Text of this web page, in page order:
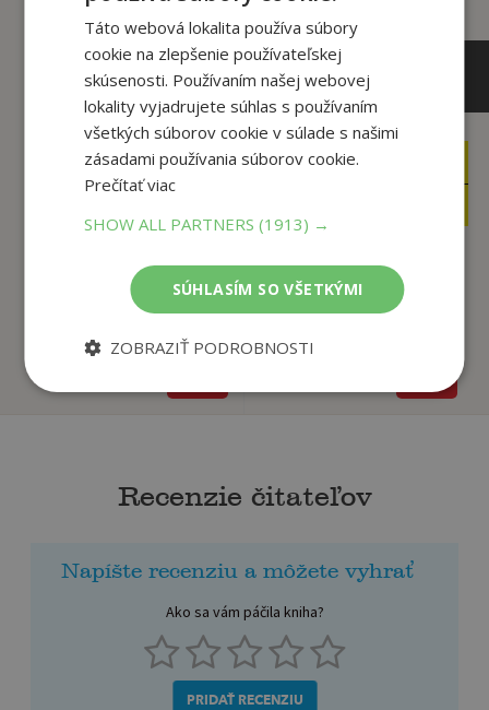
12 €
12
Sex on Earth A
Journey Through
Nature...
Mr Bean A Day at the
Recenzie čitateľov
Napíšte recenziu a môžete vyhrať
Ako sa vám páčila kniha?
PRIDAŤ RECENZIU
Táto webová lokalita používa súbory
cookie na zlepšenie používateľskej
skúsenosti. Používaním našej webovej
lokality vyjadrujete súhlas s používaním
všetkých súborov cookie v súlade s našimi
zásadami používania súborov cookie.
Prečítať viac
SHOW ALL PARTNERS(1913) →
SÚHLASÍM SO VŠETKÝMI
ZOBRAZIŤ PODROBNOSTI